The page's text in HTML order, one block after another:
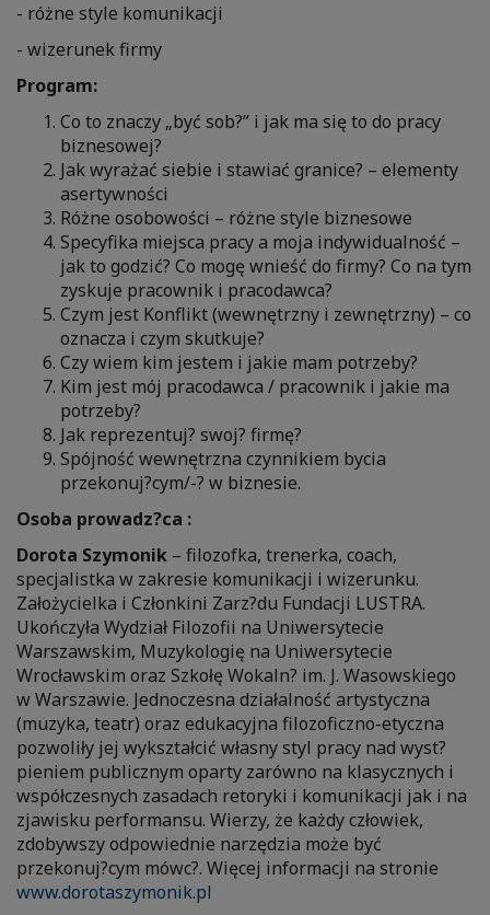
- różne style komunikacji
- wizerunek firmy
Program:
Co to znaczy „być sob?” i jak ma się to do pracy
biznesowej?
Jak wyrażać siebie i stawiać granice? – elementy
asertywności
Różne osobowości – różne style biznesowe
Specyfika miejsca pracy a moja indywidualność –
jak to godzić? Co mogę wnieść do firmy? Co na tym
zyskuje pracownik i pracodawca?
Czym jest Konflikt (wewnętrzny i zewnętrzny) – co
oznacza i czym skutkuje?
Czy wiem kim jestem i jakie mam potrzeby?
Kim jest mój pracodawca / pracownik i jakie ma
potrzeby?
Jak reprezentuj? swoj? firmę?
Spójność wewnętrzna czynnikiem bycia
przekonuj?cym/-? w biznesie.
Osoba prowadz?ca :
Dorota Szymonik – filozofka, trenerka, coach,
specjalistka w zakresie komunikacji i wizerunku.
Założycielka i Członkini Zarz?du Fundacji LUSTRA.
Ukończyła Wydział Filozofii na Uniwersytecie
Warszawskim, Muzykologię na Uniwersytecie
Wrocławskim oraz Szkołę Wokaln? im. J. Wasowskiego
w Warszawie. Jednoczesna działalność artystyczna
(muzyka, teatr) oraz edukacyjna filozoficzno-etyczna
pozwoliły jej wykształcić własny styl pracy nad wyst?
pieniem publicznym oparty zarówno na klasycznych i
współczesnych zasadach retoryki i komunikacji jak i na
zjawisku performansu. Wierzy, że każdy człowiek,
zdobywszy odpowiednie narzędzia może być
przekonuj?cym mówc?. Więcej informacji na stronie
www.dorotaszymonik.pl